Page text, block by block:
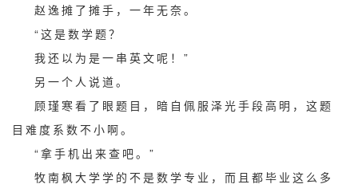
赵逸摊了摊手，一年无奈。
“这是数学题？
我还以为是一串英文呢！”
另一个人说道。
顾瑾寒看了眼题目，暗自佩服泽光手段高明，这题
目难度系数不小啊。
“拿手机出来查吧。”
牧南枫大学学的不是数学专业，而且都毕业这么多